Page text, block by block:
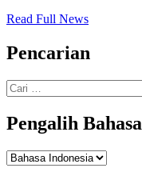
Read Full News
Pencarian
Cari
untuk:
Pengalih Bahasa
Pengalih